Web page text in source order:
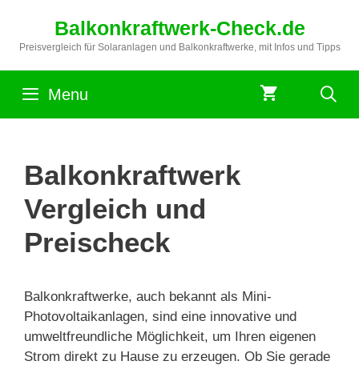
springen
Balkonkraftwerk-Check.de
Preisvergleich für Solaranlagen und Balkonkraftwerke, mit Infos und Tipps
Menu
Balkonkraftwerk
Vergleich und
Preischeck
Balkonkraftwerke, auch bekannt als Mini-
Photovoltaikanlagen, sind eine innovative und
umweltfreundliche Möglichkeit, um Ihren eigenen
Strom direkt zu Hause zu erzeugen. Ob Sie gerade